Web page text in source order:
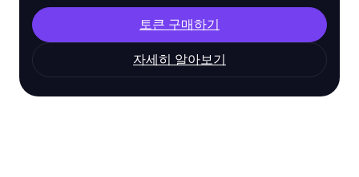
토큰 구매하기
자세히 알아보기